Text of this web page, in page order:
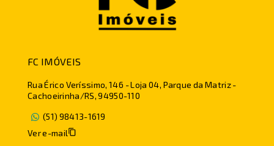
FC IMÓVEIS
Rua Érico Veríssimo, 146 - Loja 04, Parque da Matriz -
Cachoeirinha/RS, 94950-110
(51) 98413-1619
Ver e-mail